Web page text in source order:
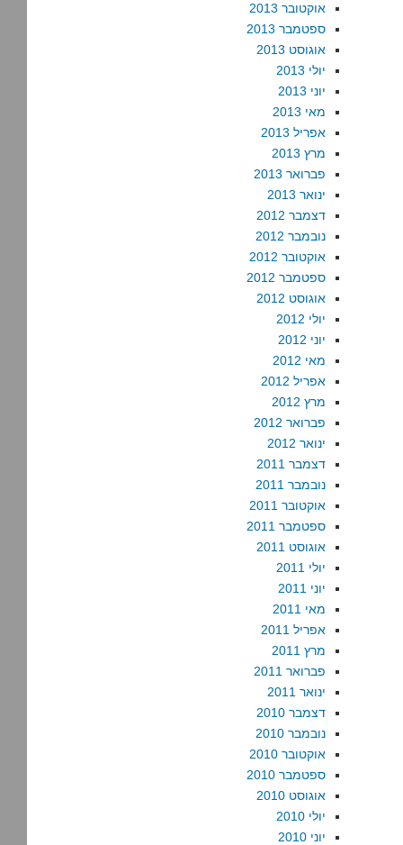
אוקטובר 2013
ספטמבר 2013
אוגוסט 2013
יולי 2013
יוני 2013
מאי 2013
אפריל 2013
מרץ 2013
פברואר 2013
ינואר 2013
דצמבר 2012
נובמבר 2012
אוקטובר 2012
ספטמבר 2012
אוגוסט 2012
יולי 2012
יוני 2012
מאי 2012
אפריל 2012
מרץ 2012
פברואר 2012
ינואר 2012
דצמבר 2011
נובמבר 2011
אוקטובר 2011
ספטמבר 2011
אוגוסט 2011
יולי 2011
יוני 2011
מאי 2011
אפריל 2011
מרץ 2011
פברואר 2011
ינואר 2011
דצמבר 2010
נובמבר 2010
אוקטובר 2010
ספטמבר 2010
אוגוסט 2010
יולי 2010
יוני 2010